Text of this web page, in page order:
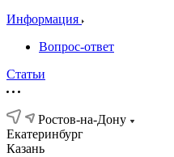
Информация
Вопрос-ответ
Статьи
Ростов-на-Дону
Екатеринбург
Казань